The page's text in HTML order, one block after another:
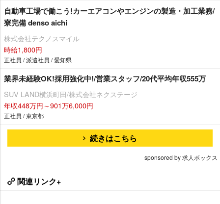
自動車工場で働こう!カーエアコンやエンジンの製造・加工業務/
寮完備 denso aichi
株式会社テクノスマイル
時給1,800円
正社員 / 派遣社員 / 愛知県
業界未経験OK!採用強化中!/営業スタッフ/20代平均年収555万
SUV LAND横浜町田/株式会社ネクステージ
年収448万円～901万6,000円
正社員 / 東京都
続きはこちら
sponsored by 求人ボックス
関連リンク+